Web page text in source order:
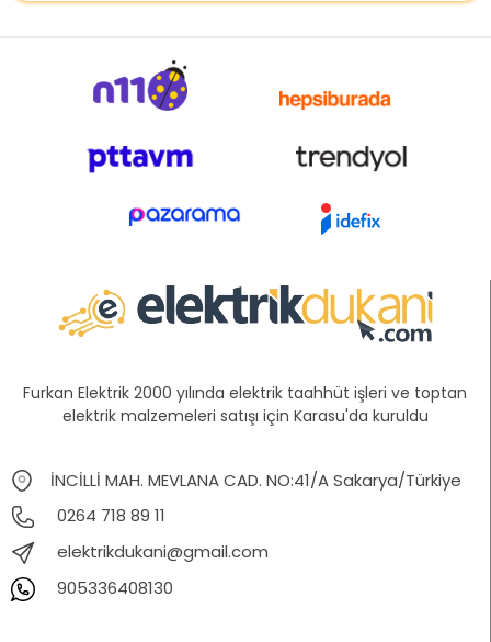
Furkan Elektrik 2000 yılında elektrik taahhüt işleri ve toptan
elektrik malzemeleri satışı için Karasu'da kuruldu
İNCİLLİ MAH. MEVLANA CAD. NO:41/A Sakarya/Türkiye
0264 718 89 11
elektrikdukani@gmail.com
905336408130